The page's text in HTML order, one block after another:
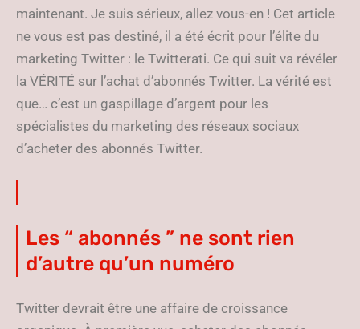
maintenant. Je suis sérieux, allez vous-en ! Cet article
ne vous est pas destiné, il a été écrit pour l’élite du
marketing Twitter : le Twitterati. Ce qui suit va révéler
la VÉRITÉ sur l’achat d’abonnés Twitter. La vérité est
que… c’est un gaspillage d’argent pour les
spécialistes du marketing des réseaux sociaux
d’acheter des abonnés Twitter.
Les “ abonnés ” ne sont rien
d’autre qu’un numéro
Twitter devrait être une affaire de croissance